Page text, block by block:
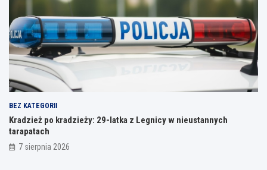
BEZ KATEGORII
Kradzież po kradzieży: 29-latka z Legnicy w nieustannych
tarapatach
7 sierpnia 2026